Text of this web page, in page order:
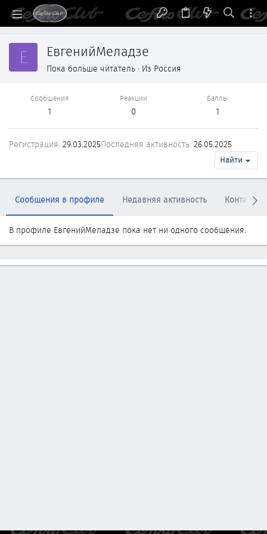
Е ЕвгенийМеладзе
Пока больше читатель · Из Россия
Сообщения
1
Реакции
0
Баллы
1
Регистрация 29.03.2025Последняя активность 26.05.2025
Найти
Сообщения в профиле Недавняя активность Контент
В профиле ЕвгенийМеладзе пока нет ни одного сообщения.